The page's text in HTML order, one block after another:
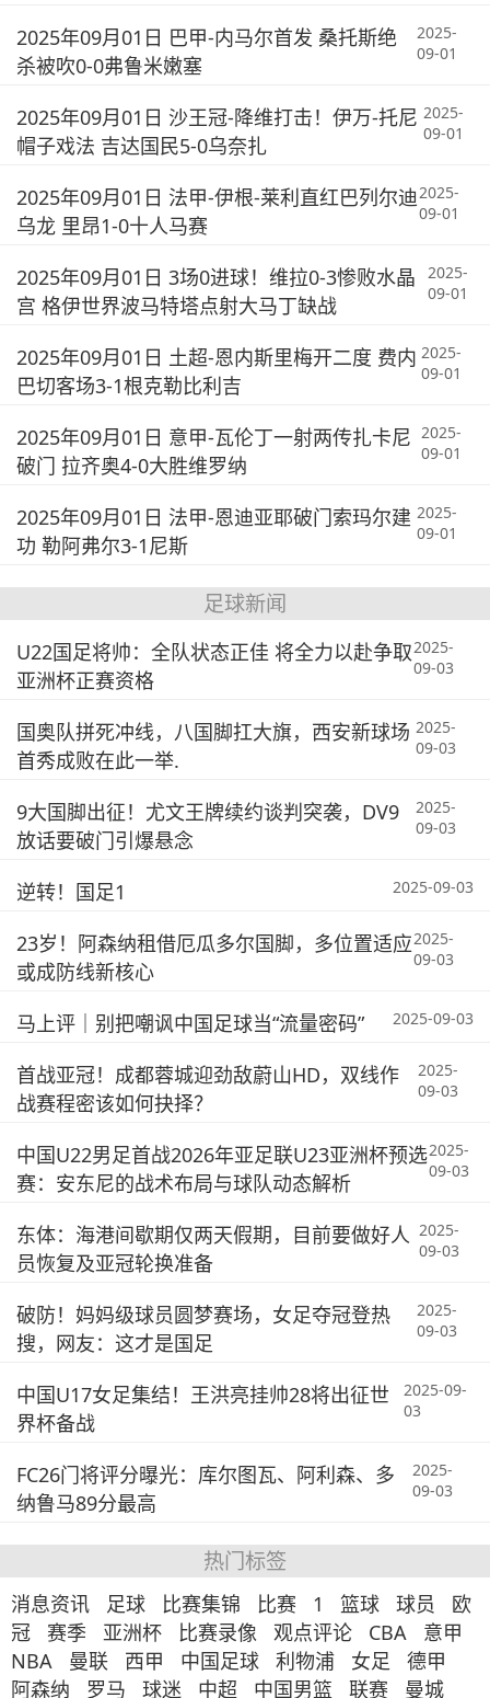
2025年09月01日 巴甲-内马尔首发 桑托斯绝
杀被吹0-0弗鲁米嫩塞
2025-
09-01
2025年09月01日 沙王冠-降维打击！伊万-托尼
帽子戏法 吉达国民5-0乌奈扎
2025-
09-01
2025年09月01日 法甲-伊根-莱利直红巴列尔迪
乌龙 里昂1-0十人马赛
2025-
09-01
2025年09月01日 3场0进球！维拉0-3惨败水晶
宫 格伊世界波马特塔点射大马丁缺战
2025-
09-01
2025年09月01日 土超-恩内斯里梅开二度 费内
巴切客场3-1根克勒比利吉
2025-
09-01
2025年09月01日 意甲-瓦伦丁一射两传扎卡尼
破门 拉齐奥4-0大胜维罗纳
2025-
09-01
2025年09月01日 法甲-恩迪亚耶破门索玛尔建
功 勒阿弗尔3-1尼斯
2025-
09-01
足球新闻
U22国足将帅：全队状态正佳 将全力以赴争取
亚洲杯正赛资格
2025-
09-03
国奥队拼死冲线，八国脚扛大旗，西安新球场
首秀成败在此一举.
2025-
09-03
9大国脚出征！尤文王牌续约谈判突袭，DV9
放话要破门引爆悬念
2025-
09-03
逆转！国足1 2025-09-03
23岁！阿森纳租借厄瓜多尔国脚，多位置适应
或成防线新核心
2025-
09-03
马上评｜别把嘲讽中国足球当“流量密码” 2025-09-03
首战亚冠！成都蓉城迎劲敌蔚山HD，双线作
战赛程密该如何抉择？
2025-
09-03
中国U22男足首战2026年亚足联U23亚洲杯预选
赛：安东尼的战术布局与球队动态解析
2025-
09-03
东体：海港间歇期仅两天假期，目前要做好人
员恢复及亚冠轮换准备
2025-
09-03
破防！妈妈级球员圆梦赛场，女足夺冠登热
搜，网友：这才是国足
2025-
09-03
中国U17女足集结！王洪亮挂帅28将出征世
界杯备战
2025-09-
03
FC26门将评分曝光：库尔图瓦、阿利森、多
纳鲁马89分最高
2025-
09-03
热门标签
消息资讯 足球 比赛集锦 比赛 1 篮球 球员
欧
冠
赛季 亚洲杯 比赛录像 观点评论 CBA
意甲
NBA
曼联 西甲 中国足球 利物浦 女足
德甲
阿森纳
罗马 球迷 中超 中国男篮 联赛 曼城